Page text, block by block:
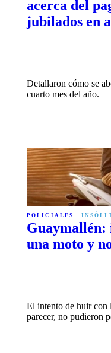
acerca del
jubilados en
Detallaron cómo se
cuarto mes del año.
POLICIALES
Guaymallén:
una moto y
El intento de huir con
parecer, no pudieron